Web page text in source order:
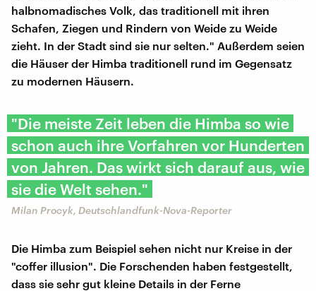
halbnomadisches Volk, das traditionell mit ihren
Schafen, Ziegen und Rindern von Weide zu Weide
zieht. In der Stadt sind sie nur selten." Außerdem seien
die Häuser der Himba traditionell rund im Gegensatz
zu modernen Häusern.
"Die meiste Zeit leben die Himba so wie
schon auch ihre Vorfahren vor Hunderten
von Jahren. Das wirkt sich darauf aus, wie
sie die Welt sehen."
Milan Procyk, Deutschlandfunk-Nova-Reporter
Die Himba zum Beispiel sehen nicht nur Kreise in der
"coffer illusion". Die Forschenden haben festgestellt,
dass sie sehr gut kleine Details in der Ferne